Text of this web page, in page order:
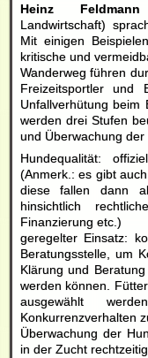
Heinz Feldmann
Landwirtschaft)
Mit einigen
kritische und
Wanderweg führen
Freizeitsportler und
Unfallverhütung beim
werden drei Stufen
und Überwachung der
Hundequalität:
(Anmerk.: es gibt
diese fallen dann
hinsichtlich
Finanzierung etc.)
geregelter Einsatz:
Beratungsstelle, um
Klärung und
werden können.
ausgewählt
Konkurrenzverhalten
Überwachung der
in der Zucht